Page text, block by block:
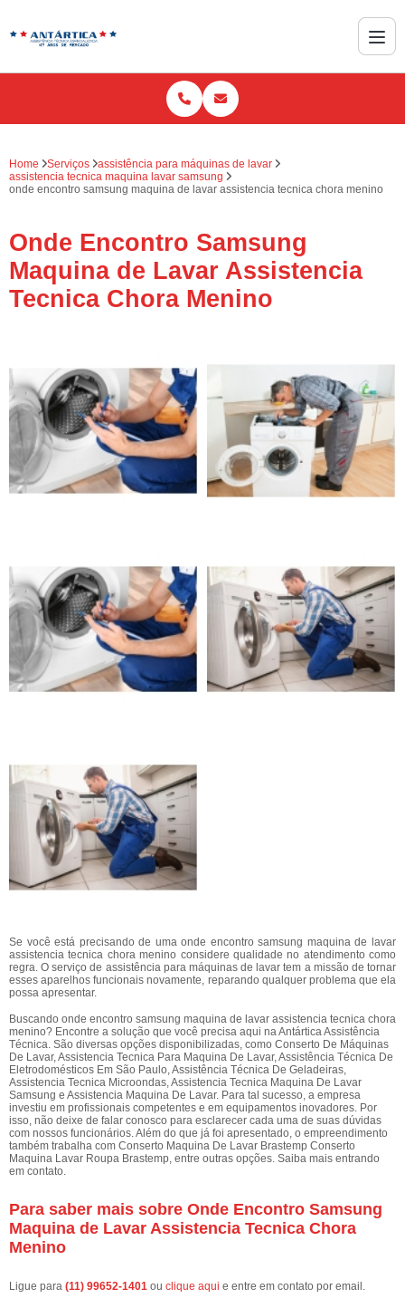
Home Serviços
assistência para máquinas de lavar
assistencia tecnica maquina lavar samsung
onde encontro samsung maquina de lavar assistencia tecnica chora menino
Onde Encontro Samsung
Maquina de Lavar Assistencia
Tecnica Chora Menino
Se você está precisando de uma onde encontro samsung maquina de lavar
assistencia tecnica chora menino considere qualidade no atendimento como
regra. O serviço de assistência para máquinas de lavar tem a missão de tornar
esses aparelhos funcionais novamente, reparando qualquer problema que ela
possa apresentar.
Buscando onde encontro samsung maquina de lavar assistencia tecnica chora
menino? Encontre a solução que você precisa aqui na Antártica Assistência
Técnica. São diversas opções disponibilizadas, como Conserto De Máquinas
De Lavar, Assistencia Tecnica Para Maquina De Lavar, Assistência Técnica De
Eletrodomésticos Em São Paulo, Assistência Técnica De Geladeiras,
Assistencia Tecnica Microondas, Assistencia Tecnica Maquina De Lavar
Samsung e Assistencia Maquina De Lavar. Para tal sucesso, a empresa
investiu em profissionais competentes e em equipamentos inovadores. Por
isso, não deixe de falar conosco para esclarecer cada uma de suas dúvidas
com nossos funcionários. Além do que já foi apresentado, o empreendimento
também trabalha com Conserto Maquina De Lavar Brastemp Conserto
Maquina Lavar Roupa Brastemp, entre outras opções. Saiba mais entrando
em contato.
Para saber mais sobre Onde Encontro Samsung
Maquina de Lavar Assistencia Tecnica Chora
Menino
Ligue para (11) 99652-1401 ou clique aqui e entre em contato por email.